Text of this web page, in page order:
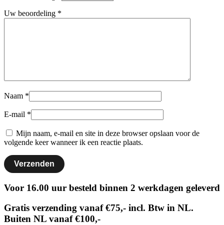
Uw beoordeling *
Naam *
E-mail *
Mijn naam, e-mail en site in deze browser opslaan voor de
volgende keer wanneer ik een reactie plaats.
Voor 16.00 uur besteld binnen 2 werkdagen geleverd
Gratis verzending vanaf €75,- incl. Btw in NL.
Buiten NL vanaf €100,-